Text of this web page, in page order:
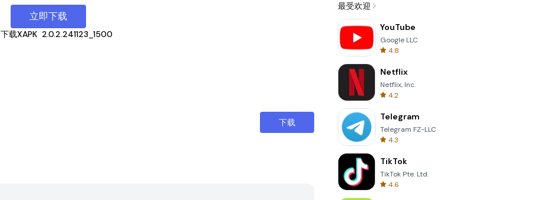
立即下载
下载XAPK 2.0.2.241123_1500
下载
最受欢迎
YouTube
Google LLC
4.8
Netflix
Netflix, Inc.
4.2
Telegram
Telegram FZ-LLC
4.3
TikTok
TikTok Pte. Ltd.
4.6